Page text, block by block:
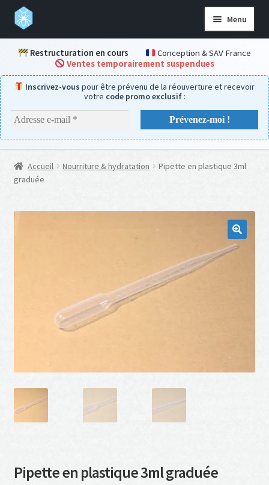
Aller
à
navigation
Aller
au
Menu
Boutique
Kits complets
Aire de chasse
Nourriture & hydratation
Ouvrir
le
menu
Restructuration en cours
Conception & SAV France
Ventes temporairement suspendues
Inscrivez-vous pour être prévenu de la réouverture et recevoir
votre code promo exclusif:
Accueil Nourriture & hydratation
Pipette en plastique 3ml
graduée
Pipette en plastique 3ml graduée